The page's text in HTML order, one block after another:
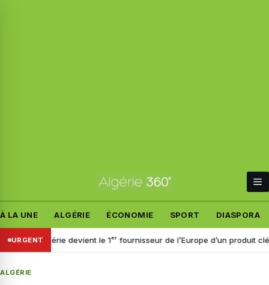
À LA UNE ALGÉRIE ÉCONOMIE SPORT DIASPORA
URGENTdevient le 1ᵉʳ fournisseur de l’Europe d’un produit clé pour
ALGÉRIE